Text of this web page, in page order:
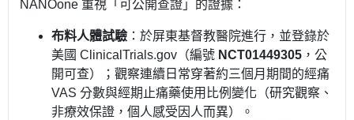
NANOone 重視「可公開查證」的證據：
布料人體試驗 ：於屏東基督教醫院進行，並登錄於
美國 ClinicalTrials.gov（編號 NCT01449305 ，公
開可查）；觀察連續日常穿著約三個月期間的經痛
VAS 分數與經期止痛藥使用比例變化（研究觀察、
非療效保證，個人感受因人而異）。